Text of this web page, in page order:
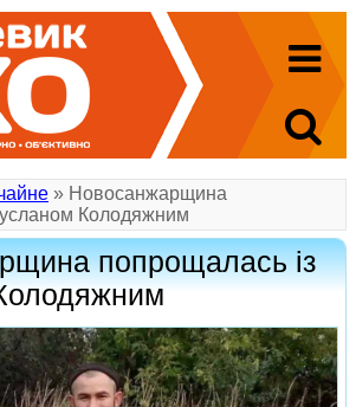
» Новосанжарщина
Колодяжним
попрощалась із